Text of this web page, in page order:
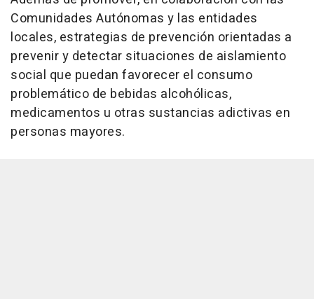
Comunidades Autónomas y las entidades
locales, estrategias de prevención orientadas a
prevenir y detectar situaciones de aislamiento
social que puedan favorecer el consumo
problemático de bebidas alcohólicas,
medicamentos u otras sustancias adictivas en
personas mayores.